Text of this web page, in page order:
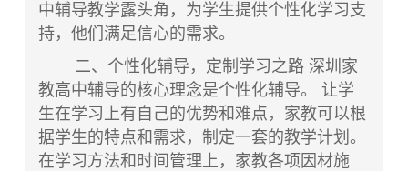
中辅导教学露头角，为学生提供个性化学习支
持，他们满足信心的需求。
二、 个性化辅导 ，定制学习之路 深圳家
教高中辅导的核心理念是个性化辅导。 让学
生在学习上有自己的优势和难点，家教可以根
据学生的特点和需求，制定一套的教学计划。
在学习方法和时间管理上，家教各项因材施